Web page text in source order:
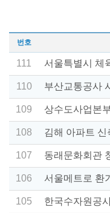
번호
111 서울특별시 체
110 부산교통공사
109 상수도사업본
108 김해 아파트
107 동래문화회관
106 서울메트로 환
105 한국수자원공